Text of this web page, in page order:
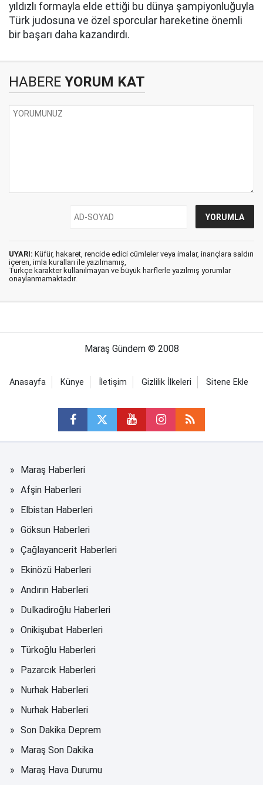
yıldızlı formayla elde ettiği bu dünya şampiyonluğuyla
Türk judosuna ve özel sporcular hareketine önemli
bir başarı daha kazandırdı.
HABERE YORUM KAT
UYARI: Küfür, hakaret, rencide edici cümleler veya imalar, inançlara saldırı
içeren, imla kuralları ile yazılmamış,
Türkçe karakter kullanılmayan ve büyük harflerle yazılmış yorumlar
onaylanmamaktadır.
Maraş Gündem © 2008
Anasayfa Künye İletişim Gizlilik İlkeleri Sitene Ekle
Maraş Haberleri
Afşin Haberleri
Elbistan Haberleri
Göksun Haberleri
Çağlayancerit Haberleri
Ekinözü Haberleri
Andırın Haberleri
Dulkadiroğlu Haberleri
Onikişubat Haberleri
Türkoğlu Haberleri
Pazarcık Haberleri
Nurhak Haberleri
Nurhak Haberleri
Son Dakika Deprem
Maraş Son Dakika
Maraş Hava Durumu